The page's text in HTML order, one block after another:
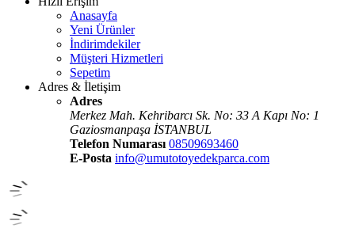
Anasayfa
Yeni Ürünler
İndirimdekiler
Müşteri Hizmetleri
Sepetim
Adres & İletişim
Adres
Merkez Mah. Kehribarcı Sk. No: 33 A Kapı No: 1
Gaziosmanpaşa İSTANBUL
Telefon Numarası 08509693460
E-Posta info@umutotoyedekparca.com